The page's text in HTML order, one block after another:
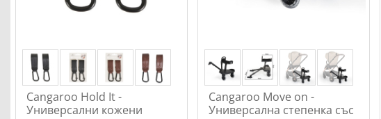
Cangaroo Hold It -
Универсални кожени
Cangaroo Move on -
Универсална степенка със